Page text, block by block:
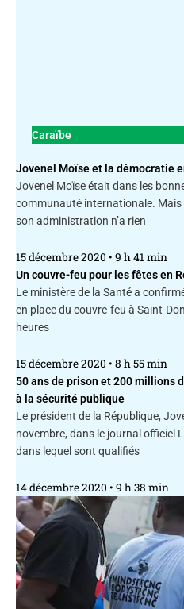
Caraïbe
Jovenel Moïse et la démocratie
Jovenel Moïse était dans les
communauté internationale. Mais
son administration n’a rien
15 décembre 2020 9 h 41 min
Un couvre-feu pour les fêtes en
Le ministère de la Santé a
en place du couvre-feu à Saint-
heures
15 décembre 2020 8 h 55 min
50 ans de prison et 200 millions
à la sécurité publique
Le président de la République,
novembre, dans le journal officiel
dans lequel sont qualifiés
14 décembre 2020 9 h 38 min